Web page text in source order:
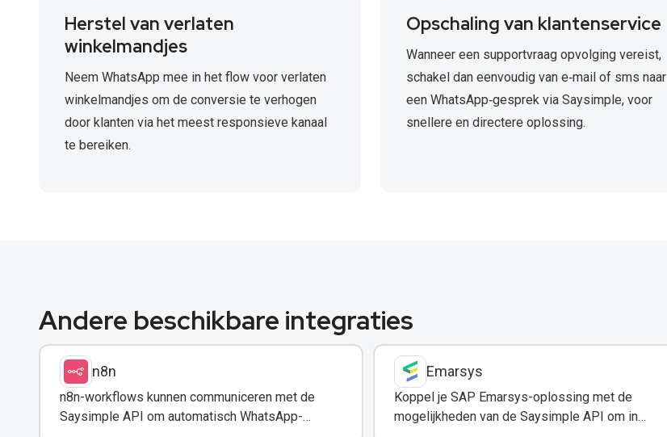
Herstel van verlaten
winkelmandjes
Neem WhatsApp mee in het flow voor verlaten
winkelmandjes om de conversie te verhogen
door klanten via het meest responsieve kanaal
te bereiken.
Opschaling van klantenservice
Wanneer een supportvraag opvolging vereist,
schakel dan eenvoudig van e‑mail of sms naar
een WhatsApp‑gesprek via Saysimple, voor
snellere en directere oplossing.
Andere beschikbare integraties
n8n
n8n-workflows kunnen communiceren met de
Saysimple API om automatisch WhatsApp-
Emarsys
Koppel je SAP Emarsys-oplossing met de
mogelijkheden van de Saysimple API om in